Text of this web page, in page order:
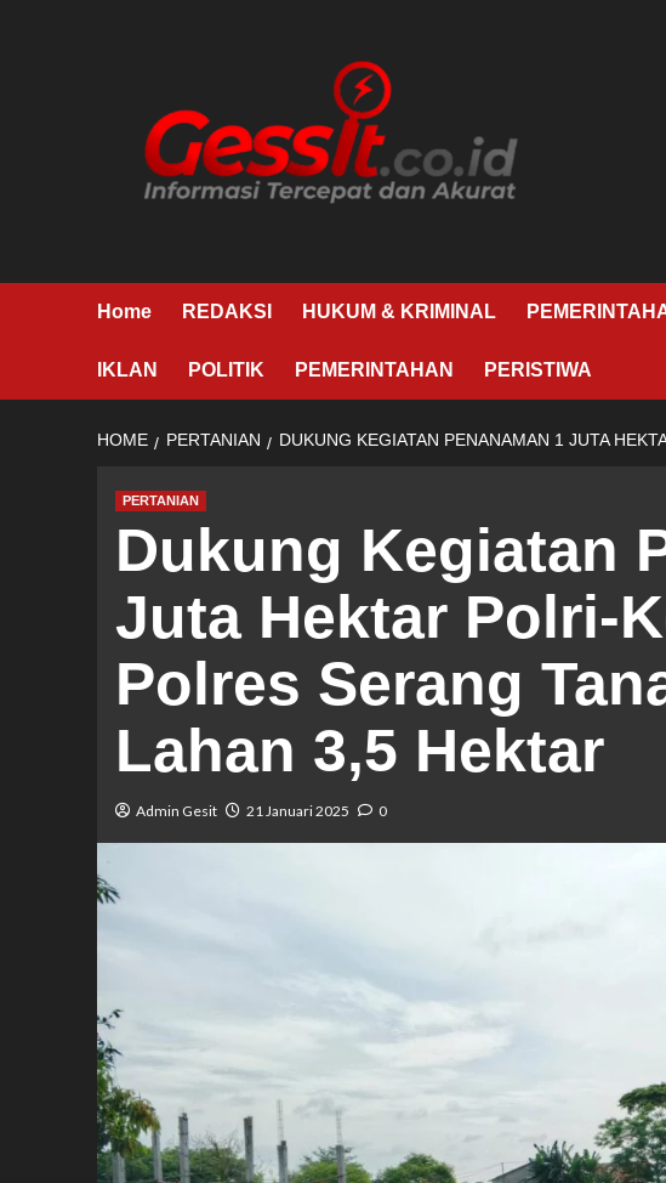
Home REDAKSI HUKUM & KRIMINAL
IKLAN POLITIK PEMERINTAHAN PERISTIWA
HOME PERTANIAN DUKUNG KEGIATAN PENANAMAN 1 JUTA
PERTANIAN
Dukung Kegiatan
Juta Hektar Polri-
Polres Serang
Lahan 3,5 Hektar
Admin Gesit 21 Januari 2025 0